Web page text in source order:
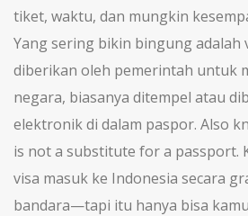
tiket, waktu, dan mungkin
Yang sering bikin bingung adalah
diberikan oleh pemerintah untuk
negara, biasanya ditempel atau
elektronik di dalam paspor. Also
is not a substitute for a passport.
visa masuk ke Indonesia secara
bandara—tapi itu hanya bisa